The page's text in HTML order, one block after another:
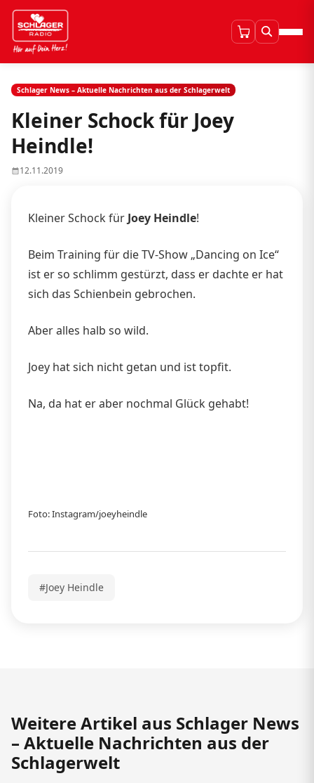
Schlager News – Aktuelle Nachrichten aus der Schlagerwelt
Kleiner Schock für Joey
Heindle!
12.11.2019
Kleiner Schock für Joey Heindle!
Beim Training für die TV-Show „Dancing on Ice“
ist er so schlimm gestürzt, dass er dachte er hat
sich das Schienbein gebrochen.
Aber alles halb so wild.
Joey hat sich nicht getan und ist topfit.
Na, da hat er aber nochmal Glück gehabt!
Foto: Instagram/joeyheindle
#Joey Heindle
Weitere Artikel aus Schlager News
– Aktuelle Nachrichten aus der
Schlagerwelt